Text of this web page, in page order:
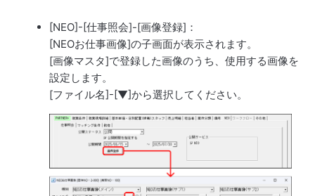
[NEO]-[仕事照会]-[画像登録]：
[NEOお仕事画像]の子画面が表示されます。
[画像マスタ]で登録した画像のうち、使用する画像を
設定します。
[ファイル名]-[▼]から選択してください。